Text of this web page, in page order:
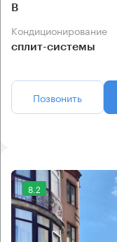
B
Кондиционирование
сплит-системы
Позвонить
8.2